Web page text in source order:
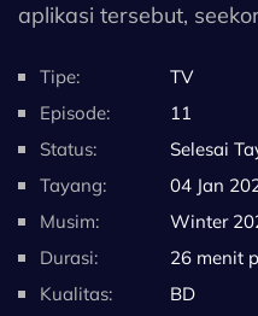
aplikasi tersebut,
lehernya, membuatnya
kesehatan tanpa ada
dia diberitahu oleh
hari itu libur. Meskipun
terjadi, dia
sebagai halusinasi dan
Tipe:
TV
Episode:
11
Status:
Selesai
Tayang:
04 Jan
Musim:
Winter
Durasi:
26 menit
Kualitas:
BD